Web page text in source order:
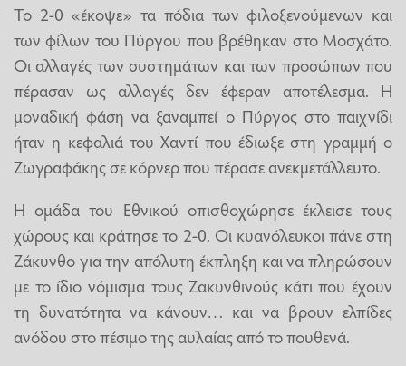
Το 2-0 «έκοψε» τα πόδια των φιλοξενούμενων και
των φίλων του Πύργου που βρέθηκαν στο Μοσχάτο.
Οι αλλαγές των συστημάτων και των προσώπων που
πέρασαν ως αλλαγές δεν έφεραν αποτέλεσμα. Η
μοναδική φάση να ξαναμπεί ο Πύργος στο παιχνίδι
ήταν η κεφαλιά του Χαντί που έδιωξε στη γραμμή ο
Ζωγραφάκης σε κόρνερ που πέρασε ανεκμετάλλευτο.
Η ομάδα του Εθνικού οπισθοχώρησε έκλεισε τους
χώρους και κράτησε το 2-0. Οι κυανόλευκοι πάνε στη
Ζάκυνθο για την απόλυτη έκπληξη και να πληρώσουν
με το ίδιο νόμισμα τους Ζακυνθινούς κάτι που έχουν
τη δυνατότητα να κάνουν… και να βρουν ελπίδες
ανόδου στο πέσιμο της αυλαίας από το πουθενά.